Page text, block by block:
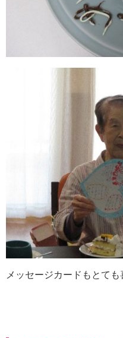
メッセージカードもとても